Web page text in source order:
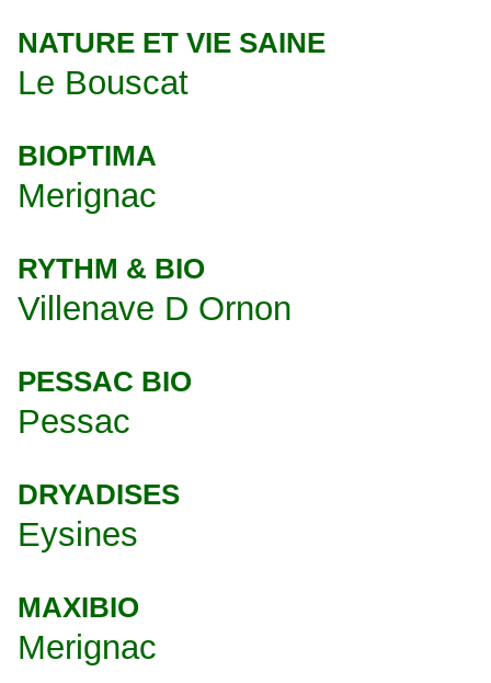
NATURE ET VIE SAINE
Le Bouscat
BIOPTIMA
Merignac
RYTHM & BIO
Villenave D Ornon
PESSAC BIO
Pessac
DRYADISES
Eysines
MAXIBIO
Merignac